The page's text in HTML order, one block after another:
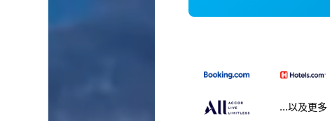
...以及更多